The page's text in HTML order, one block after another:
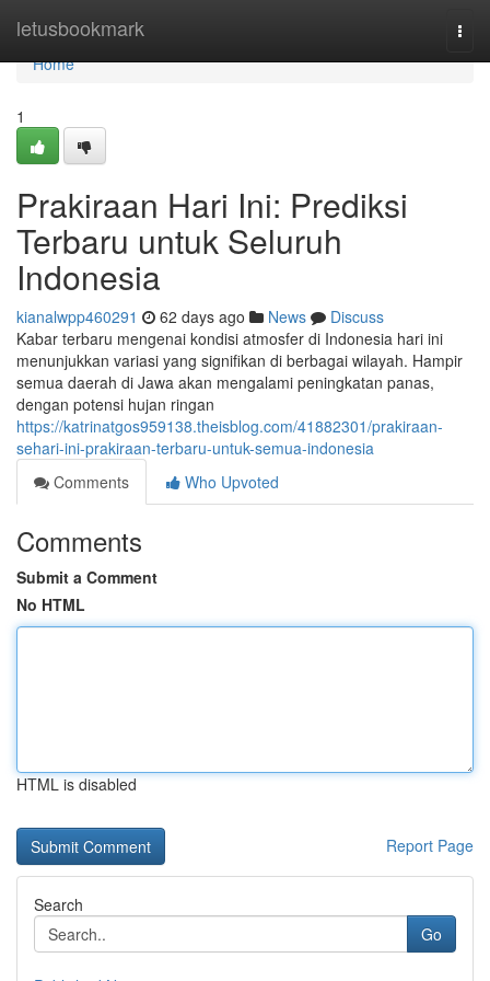
letusbookmark
Home
Home
1
Prakiraan Hari Ini: Prediksi
Terbaru untuk Seluruh
Indonesia
kianalwpp460291 62 days ago News
Discuss
Kabar terbaru mengenai kondisi atmosfer di Indonesia hari ini
menunjukkan variasi yang signifikan di berbagai wilayah. Hampir
semua daerah di Jawa akan mengalami peningkatan panas,
dengan potensi hujan ringan
https://katrinatgos959138.theisblog.com/41882301/prakiraan-
sehari-ini-prakiraan-terbaru-untuk-semua-indonesia
Comments
Who Upvoted
Comments
Submit a Comment
No HTML
HTML is disabled
Report Page
Search
Go